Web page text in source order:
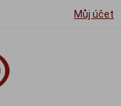
Můj účet